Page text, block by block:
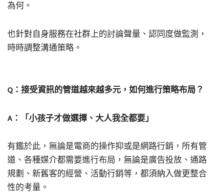
為何。
也針對自身服務在社群上的討論聲量、認同度做監測，
時時調整溝通策略。
Q：接受資訊的管道越來越多元，如何進行策略布局？
A：「小孩子才做選擇、大人我全都要」
有鑑於此，無論是電商的操作抑或是網路行銷，所有管
道、各種媒介都需要進行布局，無論是廣告投放、通路
規劃、新舊客的經營、活動行銷等，都須納入做更整合
性的考量。